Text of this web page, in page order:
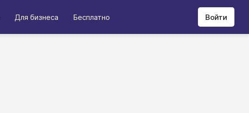
Для бизнеса Бесплатно Войти